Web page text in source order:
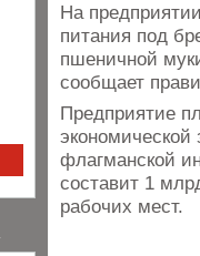
На
питания под
пшеничной
сообщает
Предприятие
экономической
флагманской
составит 1
рабочих мест.